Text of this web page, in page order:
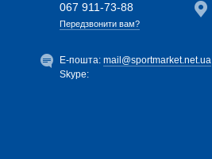
067 911-73-88
Передзвонити вам?
Е-пошта:mail@sportmarket.net.ua
Skype: